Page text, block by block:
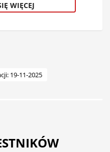
WIĘCEJ
19-11-2025